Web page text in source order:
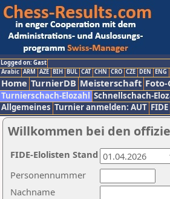
Logged on: Gast
Arabic ARM AZE BIH BUL CAT CHN CRO CZE DEN ENG
Home TurnierDB Meisterschaft
Turnierschach-Elozahl Schnellschach-
Allgemeines Turnier anmelden: AUT FIDE
Willkommen bei den
Nachname
Personennummer
FIDE-Elolisten Stand